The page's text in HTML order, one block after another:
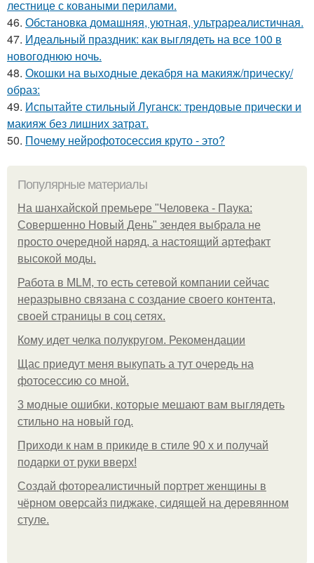
лестнице с коваными перилами.
46. Обстановка домашняя, уютная, ультрареалистичная.
47. Идеальный праздник: как выглядеть на все 100 в
новогоднюю ночь.
48. Окошки на выходные декабря на макияж/прическу/
образ:
49. Испытайте стильный Луганск: трендовые прически и
макияж без лишних затрат.
50. Почему нейрофотосессия круто - это?
Популярные материалы
На шанхайской премьере "Человека - Паука:
Совершенно Новый День" зендея выбрала не
просто очередной наряд, а настоящий артефакт
высокой моды.
Работа в MLM, то есть сетевой компании сейчас
неразрывно связана с создание своего контента,
своей страницы в соц сетях.
Кому идет челка полукругом. Рекомендации
Щас приедут меня выкупать а тут очередь на
фотосессию со мной.
3 модные ошибки, которые мешают вам выглядеть
стильно на новый год.
Приходи к нам в прикиде в стиле 90 х и получай
подарки от руки вверх!
Создай фотореалистичный портрет женщины в
чёрном оверсайз пиджаке, сидящей на деревянном
стуле.